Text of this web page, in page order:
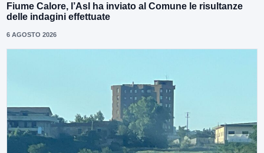
Fiume Calore, l’Asl ha inviato al Comune le risultanze
delle indagini effettuate
6 AGOSTO 2026